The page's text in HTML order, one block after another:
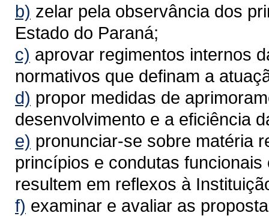
b) zelar pela observância dos
Estado do Paraná;
c) aprovar regimentos internos
normativos que definam a
d) propor medidas de
desenvolvimento e a eficiência
e) pronunciar-se sobre matéria
princípios e condutas
resultem em reflexos à
f) examinar e avaliar as